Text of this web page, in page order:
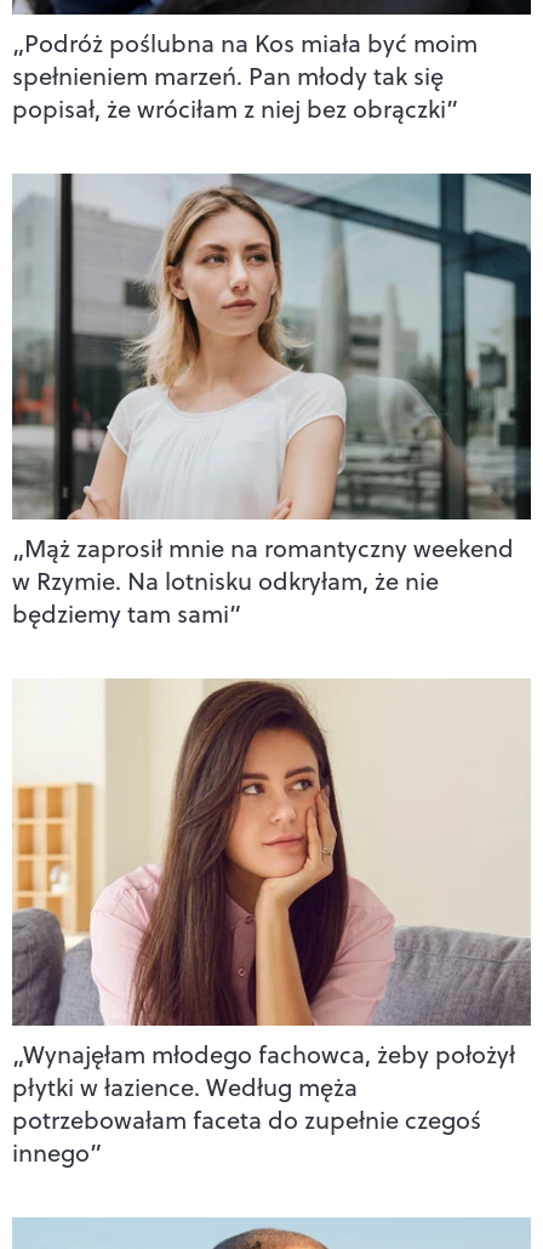
„Podróż poślubna na Kos miała być moim
spełnieniem marzeń. Pan młody tak się
popisał, że wróciłam z niej bez obrączki”
„Mąż zaprosił mnie na romantyczny weekend
w Rzymie. Na lotnisku odkryłam, że nie
będziemy tam sami”
„Wynajęłam młodego fachowca, żeby położył
płytki w łazience. Według męża
potrzebowałam faceta do zupełnie czegoś
innego”